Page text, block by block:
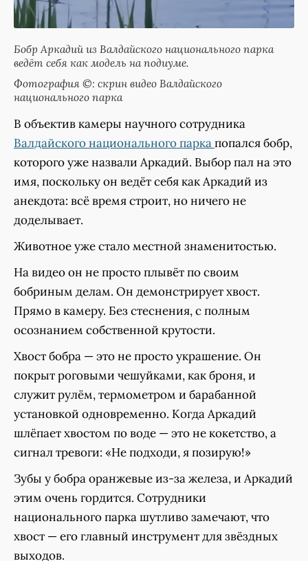
Бобр Аркадий из Валдайского национального парка
ведёт себя как модель на подиуме.
Фотография ©: скрин видео Валдайского
национального парка
В объектив камеры научного сотрудника
Валдайского национального паркапопался бобр,
которого уже назвали Аркадий. Выбор пал на это
имя, поскольку он ведёт себя как Аркадий из
анекдота: всё время строит, но ничего не
доделывает.
Животное уже стало местной знаменитостью.
На видео он не просто плывёт по своим
бобриным делам. Он демонстрирует хвост.
Прямо в камеру. Без стеснения, с полным
осознанием собственной крутости.
Хвост бобра — это не просто украшение. Он
покрыт роговыми чешуйками, как броня, и
служит рулём, термометром и барабанной
установкой одновременно. Когда Аркадий
шлёпает хвостом по воде — это не кокетство, а
сигнал тревоги: «Не подходи, я позирую!»
Зубы у бобра оранжевые из-за железа, и Аркадий
этим очень гордится. Сотрудники
национального парка шутливо замечают, что
хвост — его главный инструмент для звёздных
выходов.